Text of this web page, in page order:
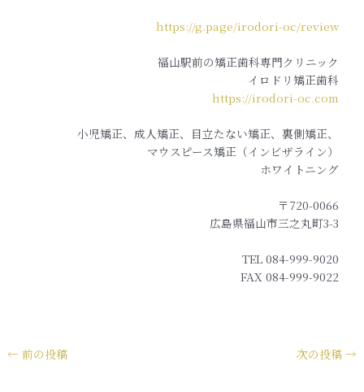
https://g.page/irodori-oc/review
福山駅前の矯正歯科専門クリニック
イロドリ矯正歯科
https://irodori-oc.com
小児矯正、成人矯正、目立たない矯正、裏側矯正、
マウスピース矯正（インビザライン）
ホワイトニング
〒720-0066
広島県福山市三之丸町3-3
TEL 084-999-9020
FAX 084-999-9022
← 前の投稿 次の投稿 →